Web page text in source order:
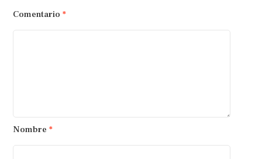
Comentario *
Nombre *